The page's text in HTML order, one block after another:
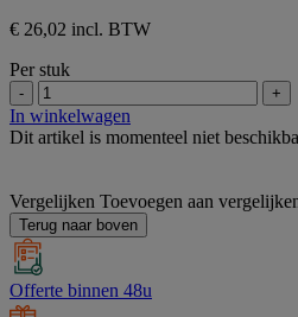
€ 26,02 incl. BTW
Per stuk
- +
In winkelwagen
Dit artikel is momenteel niet
Vergelijken Toevoegen aan
Terug naar boven
Offerte binnen 48u